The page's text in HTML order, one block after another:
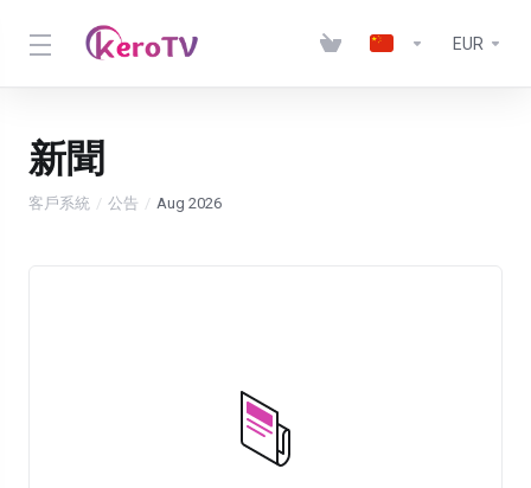
EUR
新聞
客戶系統 公告 Aug 2026